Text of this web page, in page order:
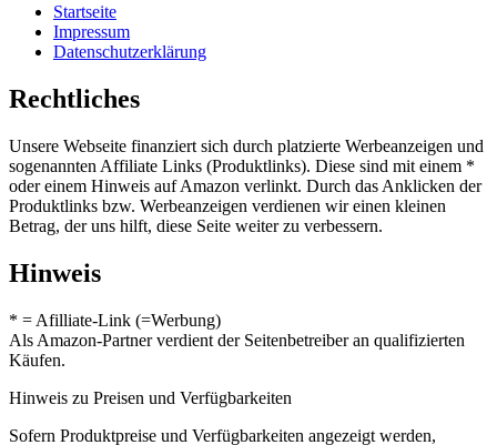
Startseite
Impressum
Datenschutzerklärung
Rechtliches
Unsere Webseite finanziert sich durch platzierte Werbeanzeigen und
sogenannten Affiliate Links (Produktlinks). Diese sind mit einem *
oder einem Hinweis auf Amazon verlinkt. Durch das Anklicken der
Produktlinks bzw. Werbeanzeigen verdienen wir einen kleinen
Betrag, der uns hilft, diese Seite weiter zu verbessern.
Hinweis
* = Afilliate-Link (=Werbung)
Als Amazon-Partner verdient der Seitenbetreiber an qualifizierten
Käufen.
Hinweis zu Preisen und Verfügbarkeiten
Sofern Produktpreise und Verfügbarkeiten angezeigt werden,